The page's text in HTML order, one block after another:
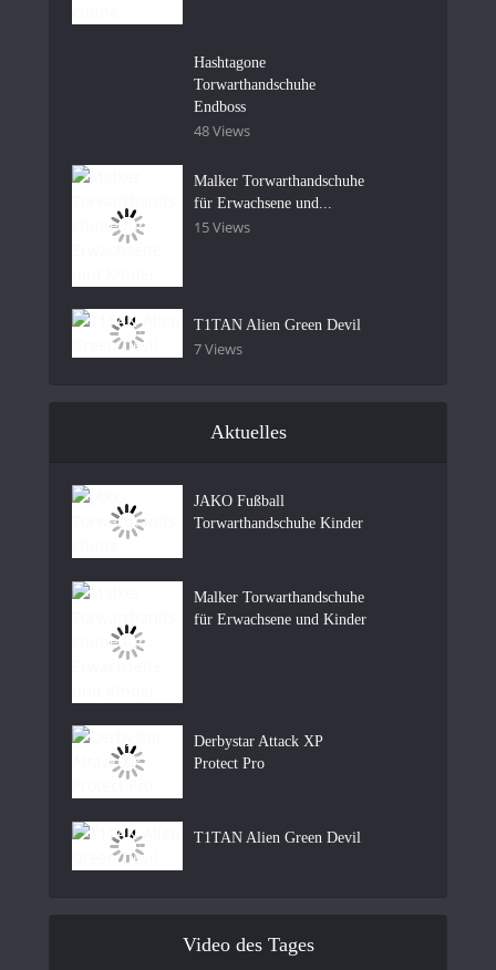
Hashtagone
Torwarthandschuhe
Endboss
48 Views
Malker Torwarthandschuhe
für Erwachsene und...
15 Views
T1TAN Alien Green Devil
7 Views
Aktuelles
JAKO Fußball
Torwarthandschuhe Kinder
Malker Torwarthandschuhe
für Erwachsene und Kinder
Derbystar Attack XP
Protect Pro
T1TAN Alien Green Devil
Video des Tages